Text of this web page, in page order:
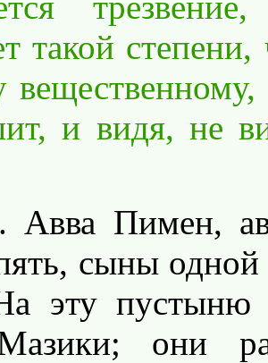
такой степени,
и видя, не
Пимен,
сыны
эту пустыню
они